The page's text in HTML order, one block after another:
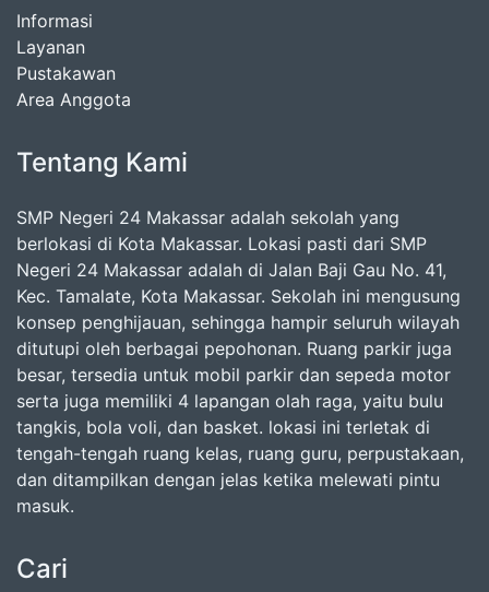
Informasi
Layanan
Pustakawan
Area Anggota
Tentang Kami
SMP Negeri 24 Makassar adalah sekolah yang
berlokasi di Kota Makassar. Lokasi pasti dari SMP
Negeri 24 Makassar adalah di Jalan Baji Gau No. 41,
Kec. Tamalate, Kota Makassar. Sekolah ini mengusung
konsep penghijauan, sehingga hampir seluruh wilayah
ditutupi oleh berbagai pepohonan. Ruang parkir juga
besar, tersedia untuk mobil parkir dan sepeda motor
serta juga memiliki 4 lapangan olah raga, yaitu bulu
tangkis, bola voli, dan basket. lokasi ini terletak di
tengah-tengah ruang kelas, ruang guru, perpustakaan,
dan ditampilkan dengan jelas ketika melewati pintu
masuk.
Cari